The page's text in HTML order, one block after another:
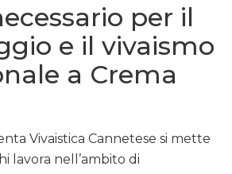
per il
e il vivaismo
a Crema
Vivaistica Cannetese si mette
lavora nell’ambito di